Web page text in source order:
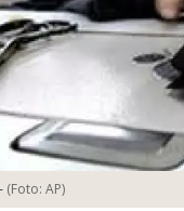
- (Foto: AP)